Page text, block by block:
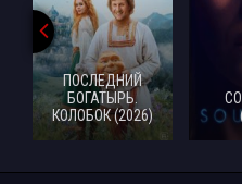
ПОСЛЕДНИЙ
БОГАТЫРЬ.
КОЛОБОК (2026)